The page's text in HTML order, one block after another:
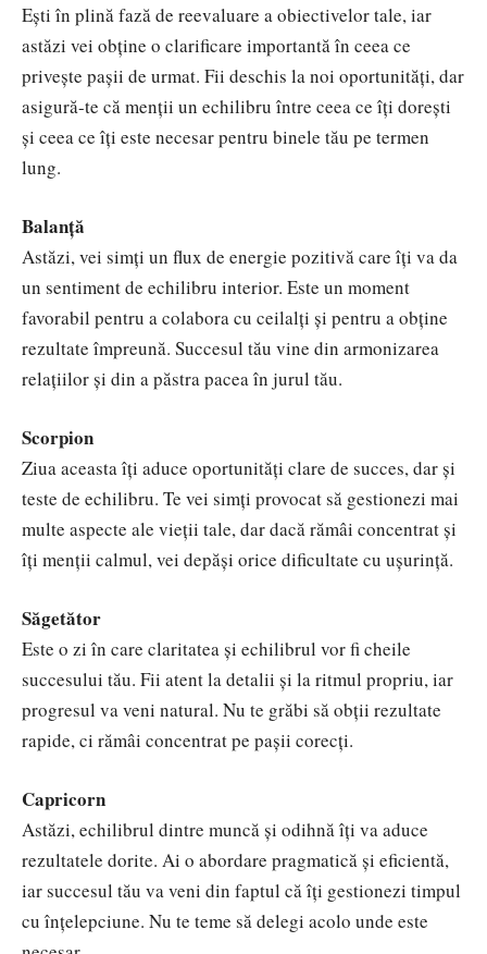
Ești în plină fază de reevaluare a obiectivelor tale, iar
astăzi vei obține o clarificare importantă în ceea ce
privește pașii de urmat. Fii deschis la noi oportunități, dar
asigură-te că menții un echilibru între ceea ce îți dorești
și ceea ce îți este necesar pentru binele tău pe termen
lung.
Balanță
Astăzi, vei simți un flux de energie pozitivă care îți va da
un sentiment de echilibru interior. Este un moment
favorabil pentru a colabora cu ceilalți și pentru a obține
rezultate împreună. Succesul tău vine din armonizarea
relațiilor și din a păstra pacea în jurul tău.
Scorpion
Ziua aceasta îți aduce oportunități clare de succes, dar și
teste de echilibru. Te vei simți provocat să gestionezi mai
multe aspecte ale vieții tale, dar dacă rămâi concentrat și
îți menții calmul, vei depăși orice dificultate cu ușurință.
Săgetător
Este o zi în care claritatea și echilibrul vor fi cheile
succesului tău. Fii atent la detalii și la ritmul propriu, iar
progresul va veni natural. Nu te grăbi să obții rezultate
rapide, ci rămâi concentrat pe pașii corecți.
Capricorn
Astăzi, echilibrul dintre muncă și odihnă îți va aduce
rezultatele dorite. Ai o abordare pragmatică și eficientă,
iar succesul tău va veni din faptul că îți gestionezi timpul
cu înțelepciune. Nu te teme să delegi acolo unde este